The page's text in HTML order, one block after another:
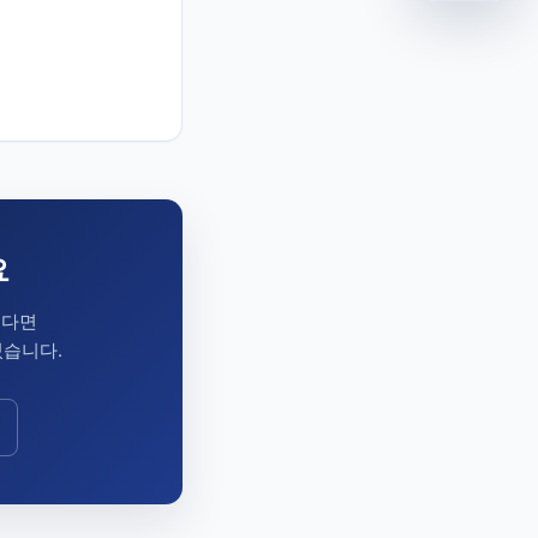
면
니다.